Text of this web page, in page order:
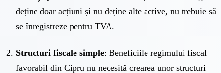
deține doar acțiuni și nu deține alte active, nu trebuie să
se înregistreze pentru TVA.
Structuri fiscale simple: Beneficiile regimului fiscal
favorabil din Cipru nu necesită crearea unor structuri